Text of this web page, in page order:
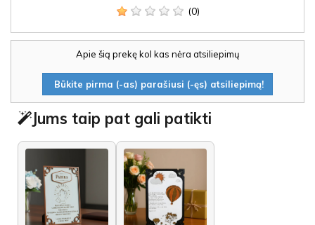
(0)
Apie šią prekę kol kas nėra atsiliepimų
Būkite pirma (-as) parašiusi (-ęs) atsiliepimą!
Jums taip pat gali patikti